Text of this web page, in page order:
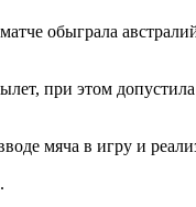
обыграла
при этом
мяча в игру и